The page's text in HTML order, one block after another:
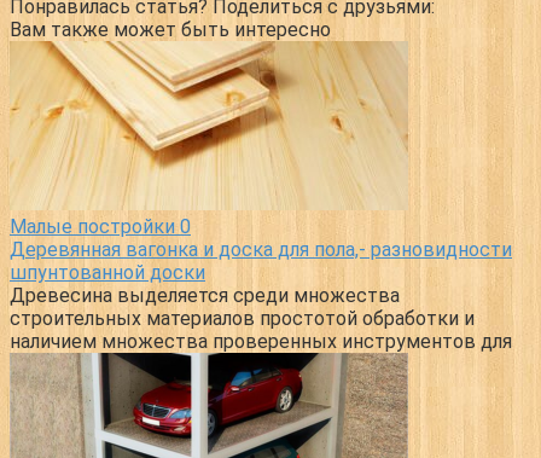
Понравилась статья? Поделиться с друзьями:
Вам также может быть интересно
Малые постройки 0
Деревянная вагонка и доска для пола,- разновидности
шпунтованной доски
Древесина выделяется среди множества
строительных материалов простотой обработки и
наличием множества проверенных инструментов для